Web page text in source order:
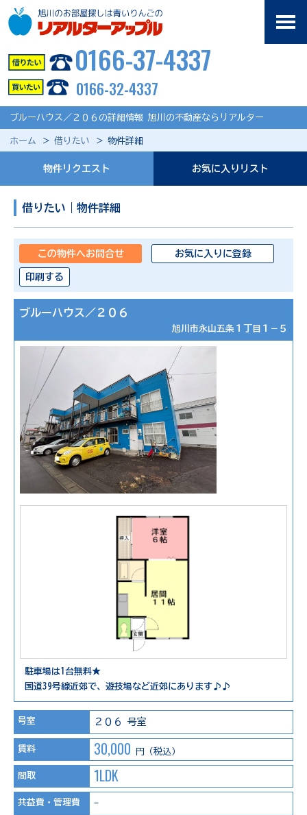
0166-37-4337
0166-32-4337
ブルーハウス／２０６の詳細情報 旭川の不動産ならリアルター
ホーム 借りたい 物件詳細
物件リクエスト お気に入りリスト
借りたい｜物件詳細
この物件へお問合せ お気に入りに登録
印刷する
ブルーハウス／２０６
旭川市永山五条１丁目１－５
駐車場は1台無料★
国道39号線近郊で、遊技場など近郊にあります♪♪
号室 ２０６ 号室
賃料 30,000 円（税込）
間取 1LDK
共益費・管理費 -